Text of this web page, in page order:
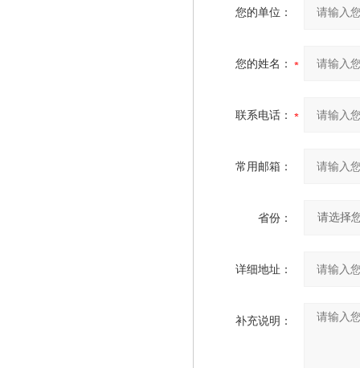
您的单位：
您的姓名：
联系电话：
常用邮箱：
省份：
详细地址：
补充说明：